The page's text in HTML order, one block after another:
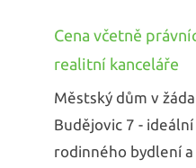
Cena včetně
realitní kanceláře
Městský dům v
Budějovic 7 -
rodinného bydlení